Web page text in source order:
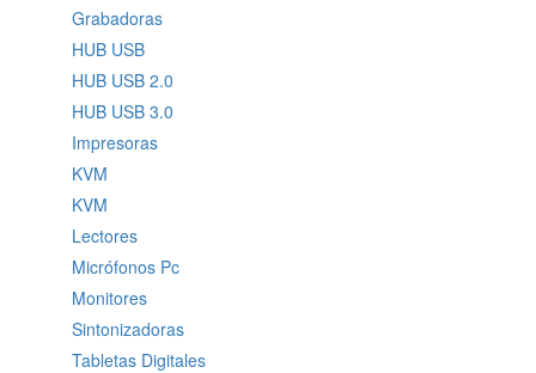
Grabadoras
HUB USB
HUB USB 2.0
HUB USB 3.0
Impresoras
KVM
KVM
Lectores
Micrófonos Pc
Monitores
Sintonizadoras
Tabletas Digitales